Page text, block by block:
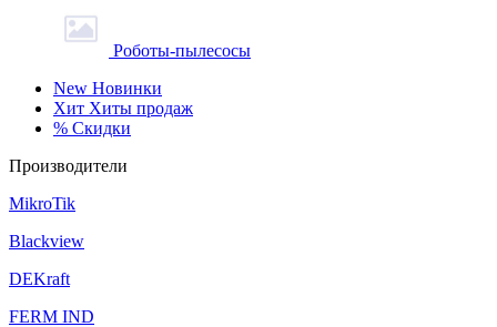
Роботы-пылесосы
New Новинки
Хит Хиты продаж
% Скидки
Производители
MikroTik
Blackview
DEKraft
FERM IND